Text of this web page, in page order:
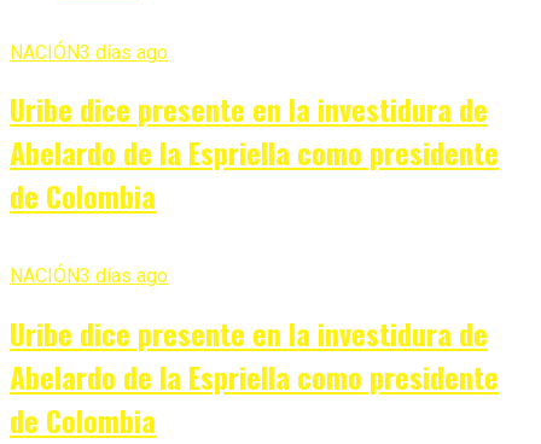
NACIÓN3 días ago
Uribe dice presente en la investidura de
Abelardo de la Espriella como presidente
de Colombia
NACIÓN3 días ago
Uribe dice presente en la investidura de
Abelardo de la Espriella como presidente
de Colombia